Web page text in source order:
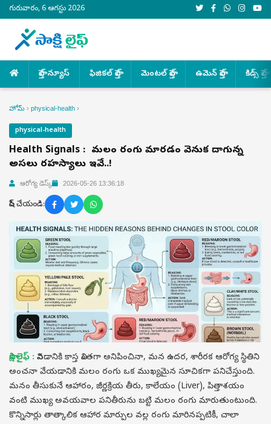
గురువారం, 6 ఆగస్టు 2026
హెల్త్ న్యూస్ ఫిజికల్ హెల్త్ మెంటల్ హెల్త్ ఉమెన్ హెల్త్ కిడ్స్ హెల్త్
హోమ్ › physical-health ›
physical-health
Health Signals : మీ మలం రంగు మారడం వెనుక దాగున్న
అసలు రహస్యాలు ఇవే..!
ఆరోగ్య డెస్క్ 2026-05-26 13:36:18
షేర్ చేయండి:
సాక్షి లైఫ్ : వినడానికి కాస్త వింతగా అనిపించినా, మన ఉదర, శారీరక ఆరోగ్య స్థితిని
అంచనా వేయడానికి మలం రంగు ఒక ముఖ్యమైన సూచికగా పనిచేస్తుంది.
మనం తీసుకునే ఆహారం, జీర్ణక్రియ తీరు, కాలేయం (Liver), పిత్తాశయం
వంటి ముఖ్య అవయవాల పనితీరును బట్టి మలం రంగు మారుతుంటుంది.
కొన్నిసార్లు తాత్కాలిక ఆహార మార్పుల వల్ల రంగు మారినప్పటికీ, చాలా